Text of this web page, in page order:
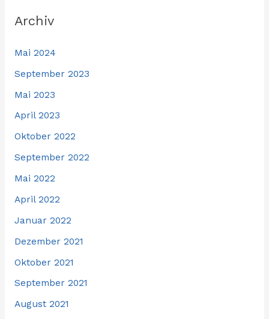
Archiv
Mai 2024
September 2023
Mai 2023
April 2023
Oktober 2022
September 2022
Mai 2022
April 2022
Januar 2022
Dezember 2021
Oktober 2021
September 2021
August 2021